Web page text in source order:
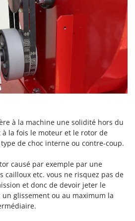
à la machine une solidité hors du
la fois le moteur et le rotor de
de choc interne ou contre-coup.
causé par exemple par une
cailloux etc. vous ne risquez pas de
et donc de devoir jeter le
glissement ou au maximum la